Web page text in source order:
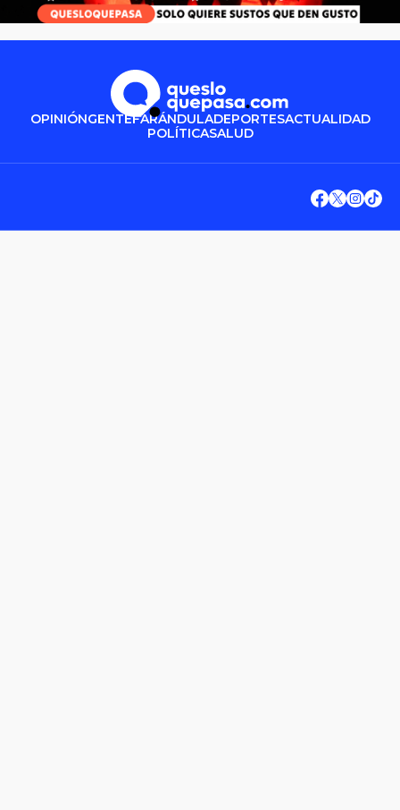
OPINIÓNGENTEFARÁNDULADEPORTESACTUALIDAD
POLÍTICASALUD